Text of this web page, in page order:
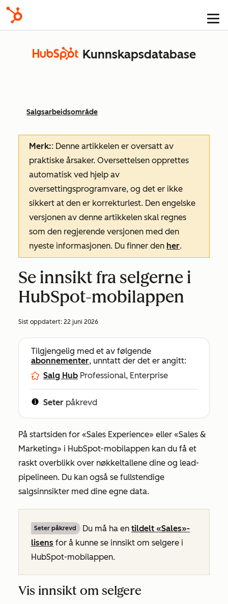
Kunnskapsdatabase
Salgsarbeidsområde
Merk:: Denne artikkelen er oversatt av
praktiske årsaker. Oversettelsen opprettes
automatisk ved hjelp av
oversettingsprogramvare, og det er ikke
sikkert at den er korrekturlest. Den engelske
versjonen av denne artikkelen skal regnes
som den regjerende versjonen med den
nyeste informasjonen. Du finner den her.
Se innsikt fra selgerne i
HubSpot-mobilappen
Sist oppdatert: 22 juni 2026
Tilgjengelig med et av følgende
abonnementer, unntatt der det er angitt:
Salg Hub Professional, Enterprise
Seter påkrevd
På startsiden for «Sales Experience» eller «Sales &
Marketing» i HubSpot-mobilappen kan du få et
raskt overblikk over nøkkeltallene dine og lead-
pipelineen. Du kan også se fullstendige
salgsinnsikter med dine egne data.
Seter påkrevd Du må ha en tildelt «Sales»-
lisens for å kunne se innsikt om selgere i
HubSpot-mobilappen.
Vis innsikt om selgere